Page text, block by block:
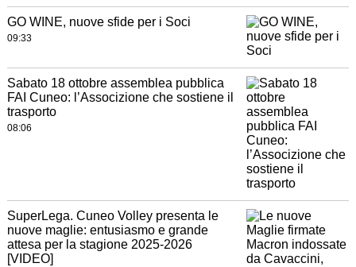
GO WINE, nuove sfide per i Soci
09:33
Sabato 18 ottobre assemblea pubblica
FAI Cuneo: l’Associzione che sostiene il
trasporto
08:06
SuperLega. Cuneo Volley presenta le
nuove maglie: entusiasmo e grande
attesa per la stagione 2025-2026
[VIDEO]